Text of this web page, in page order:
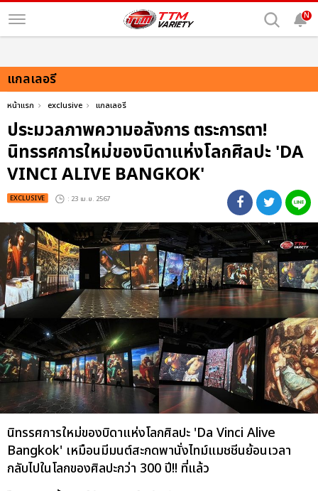
N
แกลเลอรี
หน้าแรก exclusive แกลเลอรี
ประมวลภาพความอลังการ ตระการตา!
นิทรรศการใหม่ของบิดาแห่งโลกศิลปะ 'DA
VINCI ALIVE BANGKOK'
EXCLUSIVE : 23 เม.ย. 2567
นิทรรศการใหม่ของบิดาแห่งโลกศิลปะ 'Da Vinci Alive
Bangkok' เหมือนมีมนต์สะกดพานั่งไทม์แมชชีนย้อนเวลา
กลับไปในโลกของศิลปะกว่า 300 ปี!! ที่แล้ว